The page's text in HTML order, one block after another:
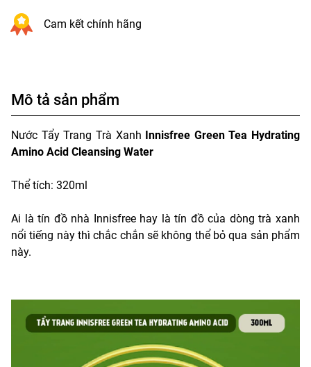
Cam kết chính hãng
Mô tả sản phẩm
Nước Tẩy Trang Trà Xanh Innisfree Green Tea Hydrating
Amino Acid Cleansing Water
Thể tích: 320ml
Ai là tín đồ nhà Innisfree hay là tín đồ của dòng trà xanh
nổi tiếng này thì chắc chắn sẽ không thể bỏ qua sản phẩm
này.